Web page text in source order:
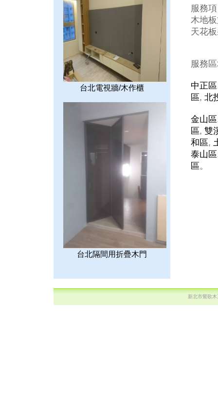
台北電視牆/木作櫃
台北隔間用折疊木門
服務
木地
天花
服務
中正區
區, 北
金山區
區, 雙
和區,
泰山區
區 。
新北市鶯歌